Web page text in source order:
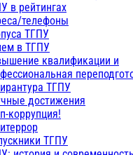
в рейтингах
телефоны
ТГПУ
в ТГПУ
квалификации и
ТГПУ
достижения
коррупция!
ТГПУ